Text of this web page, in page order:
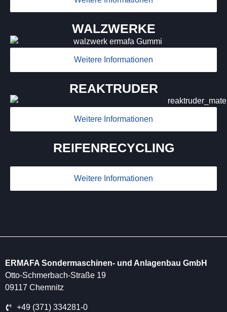
WALZWERKE
Weitere Informationen
REAKTRUDER
Weitere Informationen
REIFENRECYCLING
Weitere Informationen
ERMAFA Sondermaschinen- und Anlagenbau GmbH
Otto-Schmerbach-Straße 19
09117 Chemnitz
+49 (371) 334281-0